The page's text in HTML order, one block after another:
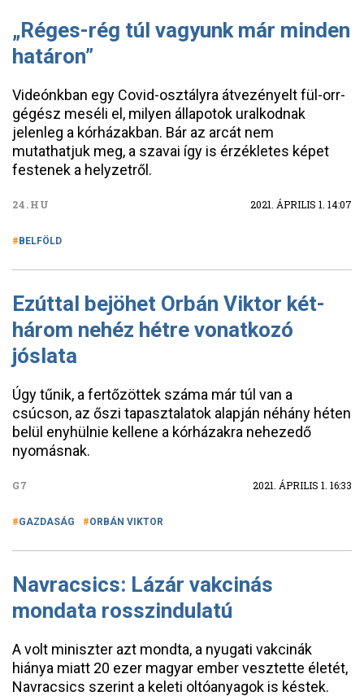
„Réges-rég túl vagyunk már minden
határon”
Videónkban egy Covid-osztályra átvezényelt fül-orr-
gégész meséli el, milyen állapotok uralkodnak
jelenleg a kórházakban. Bár az arcát nem
mutathatjuk meg, a szavai így is érzékletes képet
festenek a helyzetről.
24.HU 2021. ÁPRILIS 1. 14:07
BELFÖLD
Ezúttal bejöhet Orbán Viktor két-
három nehéz hétre vonatkozó
jóslata
Úgy tűnik, a fertőzöttek száma már túl van a
csúcson, az őszi tapasztalatok alapján néhány héten
belül enyhülnie kellene a kórházakra nehezedő
nyomásnak.
G7 2021. ÁPRILIS 1. 16:33
GAZDASÁG ORBÁN VIKTOR
Navracsics: Lázár vakcinás
mondata rosszindulatú
A volt miniszter azt mondta, a nyugati vakcinák
hiánya miatt 20 ezer magyar ember vesztette életét,
Navracsics szerint a keleti oltóanyagok is késtek.